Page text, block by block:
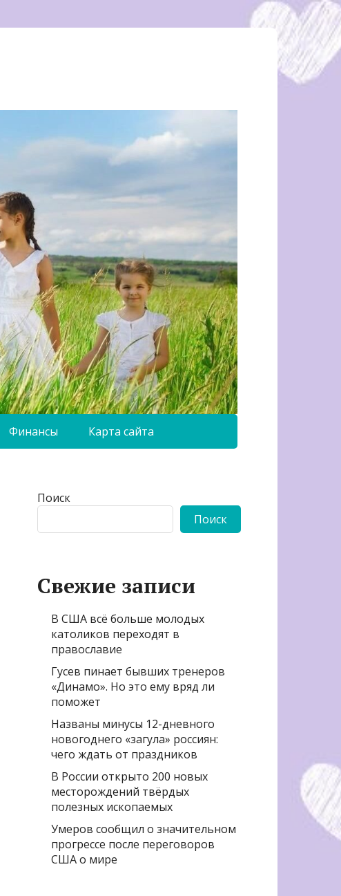
Финансы Карта сайта
Поиск
Поиск
Свежие записи
В США всё больше молодых
католиков переходят в
православие
Гусев пинает бывших тренеров
«Динамо». Но это ему вряд ли
поможет
Названы минусы 12-дневного
новогоднего «загула» россиян:
чего ждать от праздников
В России открыто 200 новых
месторождений твёрдых
полезных ископаемых
Умеров сообщил о значительном
прогрессе после переговоров
США о мире